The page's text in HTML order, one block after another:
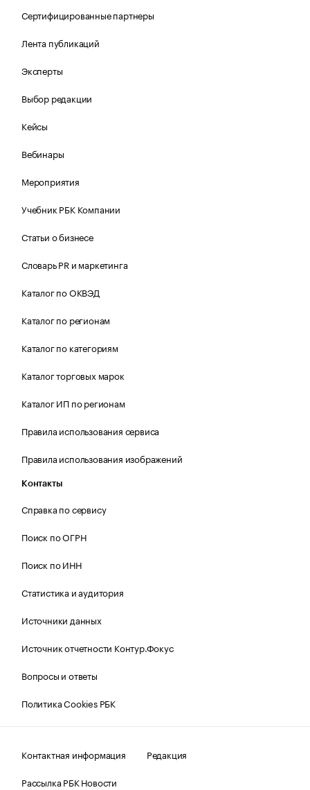
Сертифицированные партнеры
Лента публикаций
Эксперты
Выбор редакции
Кейсы
Вебинары
Мероприятия
Учебник РБК Компании
Статьи о бизнесе
Словарь PR и маркетинга
Каталог по ОКВЭД
Каталог по регионам
Каталог по категориям
Каталог торговых марок
Каталог ИП по регионам
Правила использования сервиса
Правила использования изображений
Контакты
Справка по сервису
Поиск по ОГРН
Поиск по ИНН
Статистика и аудитория
Источники данных
Источник отчетности Контур.Фокус
Вопросы и ответы
Политика Cookies РБК
Контактная информация
Редакция
Рассылка РБК Новости